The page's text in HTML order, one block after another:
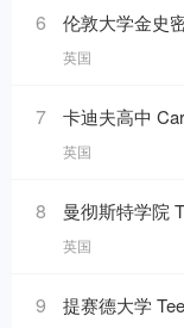
6 伦敦大学金史
英国
7 卡迪夫高中
英国
8 曼彻斯特学院
英国
9 提赛德大学